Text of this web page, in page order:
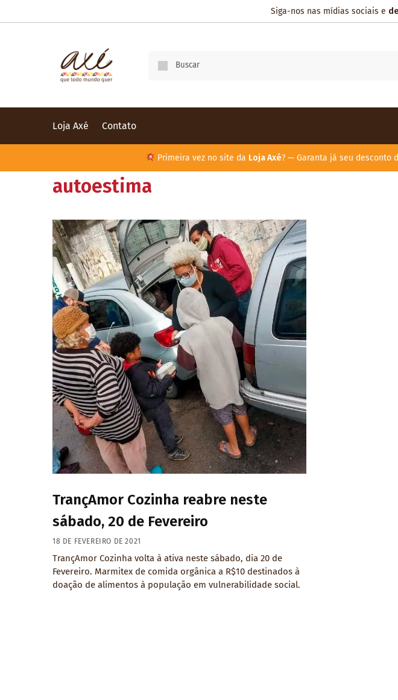
Siga-nos nas mídias sociais e
Loja Axé Contato
Primeira vez no site da Loja Axé? — Garanta já seu desconto
autoestima
TrançAmor Cozinha reabre neste
sábado, 20 de Fevereiro
18 DE FEVEREIRO DE 2021
TrançAmor Cozinha volta à ativa neste sábado, dia 20 de
Fevereiro. Marmitex de comida orgânica a R$10 destinados à
doação de alimentos à população em vulnerabilidade social.